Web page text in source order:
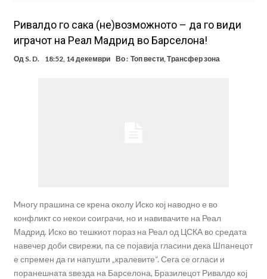
Ривалдо го сака (не)возможното – да го види
играчот на Реал Мадрид во Барселона!
Од S. D. 18:52, 14 декември Во : Топ вести,Трансфер зона
Mногу прашина се крена околу Иско кој наводно е во
конфликт со некои соиграчи, но и навивачите на Реал
Мадрид. Иско во тешкиот пораз на Реал од ЦСКА во средата
навечер доби свирежи, па се појавија гласини дека Шпанецот
е спремен да ги напушти „кралевите“. Сега се огласи и
поранешната ѕвезда на Барселона, Бразилецот Ривалдо кој